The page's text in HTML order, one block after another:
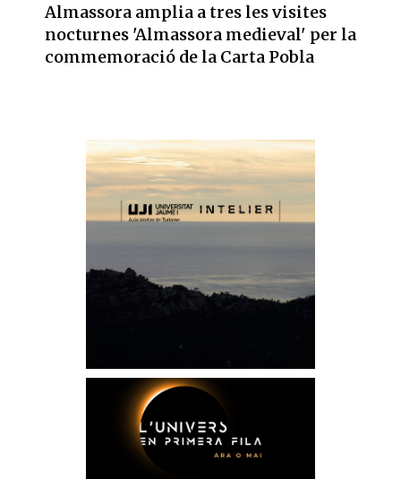
Almassora amplia a tres les visites
nocturnes 'Almassora medieval' per la
commemoració de la Carta Pobla